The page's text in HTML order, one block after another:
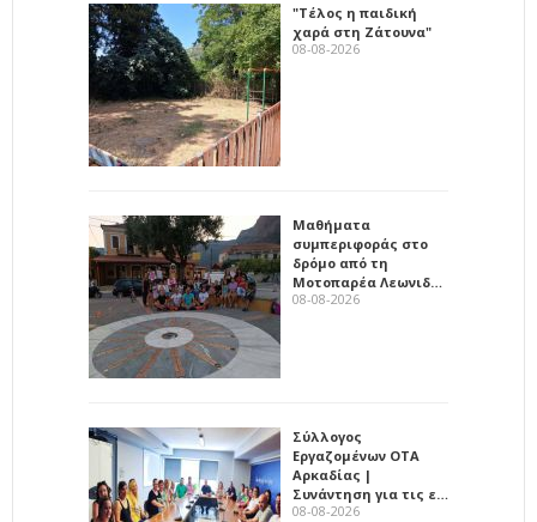
"Τέλος η παιδική
χαρά στη Ζάτουνα"
08-08-2026
Μαθήματα
συμπεριφοράς στο
δρόμο από τη
Μοτοπαρέα Λεωνιδ…
08-08-2026
Σύλλογος
Εργαζομένων ΟΤΑ
Αρκαδίας |
Συνάντηση για τις ε…
08-08-2026